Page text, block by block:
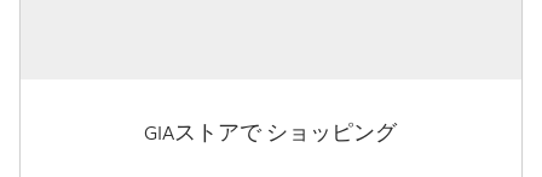
GIAストアで ショッピング